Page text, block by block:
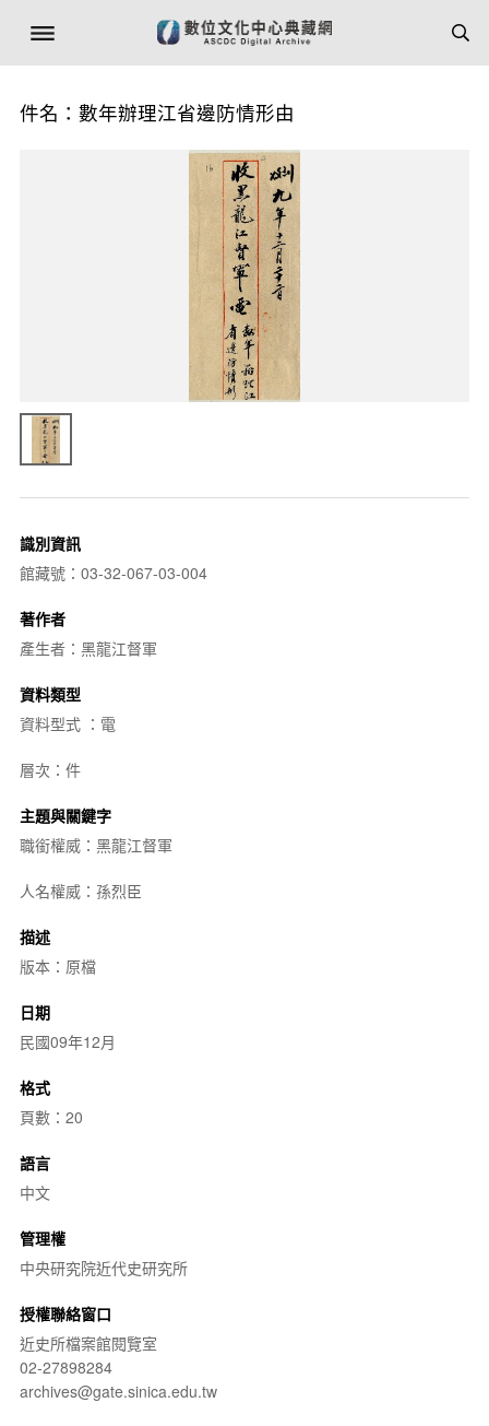
件名：數年辦理江省邊防情形由
識別資訊
館藏號：03-32-067-03-004
著作者
產生者：黑龍江督軍
資料類型
資料型式 ：電
層次：件
主題與關鍵字
職銜權威：黑龍江督軍
人名權威：孫烈臣
描述
版本：原檔
日期
民國09年12月
格式
頁數：20
語言
中文
管理權
中央研究院近代史研究所
授權聯絡窗口
近史所檔案館閱覽室
02-27898284
archives@gate.sinica.edu.tw